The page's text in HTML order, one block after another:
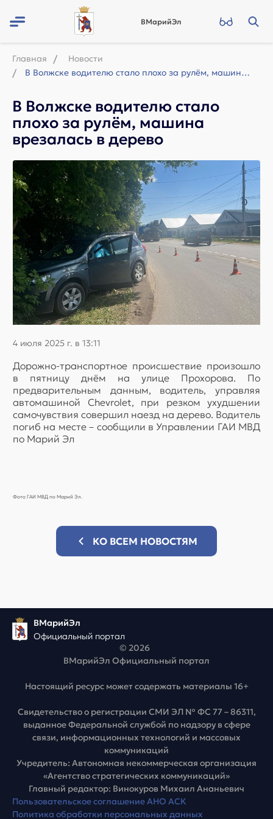
ВМарийЭл
Главная
Новости
В Волжске водителю стало плохо за рулём, машина врезалась в дерево
В Волжске водителю стало
плохо за рулём, машина
врезалась в дерево
4 июля 2025 г. в 13:11
Дорожно-транспортное происшествие произошло
в пятницу днём на улице Прохорова. По
предварительным данным, водитель, управляя
автомашиной Chevrolet, при резком ухудшении
самочувствия совершил наезд на дерево. Водитель
погиб на месте – сообщили в Управлении ГАИ МВД
по Марий Эл
Фото ГАИ МВД по Марий Эл.
КО ВСЕМ НОВОСТЯМ
ВМарийЭл
Официальный портал
© 2026
ВМарийЭл Официальный портал
Настоящий ресурс может содержать материалы 16+
Свидетельство о регистрации СМИ ЭЛ № ФС 77 – 86311,
выданное Федеральной службой по надзору в сфере
связи, информационных технологий и массовых
коммуникаций
Учредитель: Автономная некоммерческая организация
«Агентство стратегических коммуникаций»
Главный редактор: Винокуров Михаил Ананьевич
Пользовательское соглашение АНО АСК
Политика обработки персональных данных